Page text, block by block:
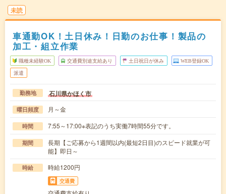
未読
車通勤OK！土日休み！日勤のお仕事！製品の
加工・組立作業
職種未経験OK 交通費別途支給あり 土日祝日が休み WEB登録OK
派遣
勤務地 石川県かほく市
曜日頻度 月～金
時間 7:55～17:00※表記のうち実働7時間55分です。
期間
長期【ご応募から1週間以内(最短2日目)のスピード就業が可
能】即日～
時給 時給1200円
交通費